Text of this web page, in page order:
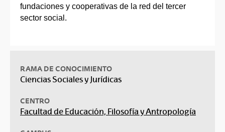
fundaciones y cooperativas de la red del tercer
sector social.
RAMA DE CONOCIMIENTO
Ciencias Sociales y Jurídicas
CENTRO
Facultad de Educación, Filosofía y Antropología